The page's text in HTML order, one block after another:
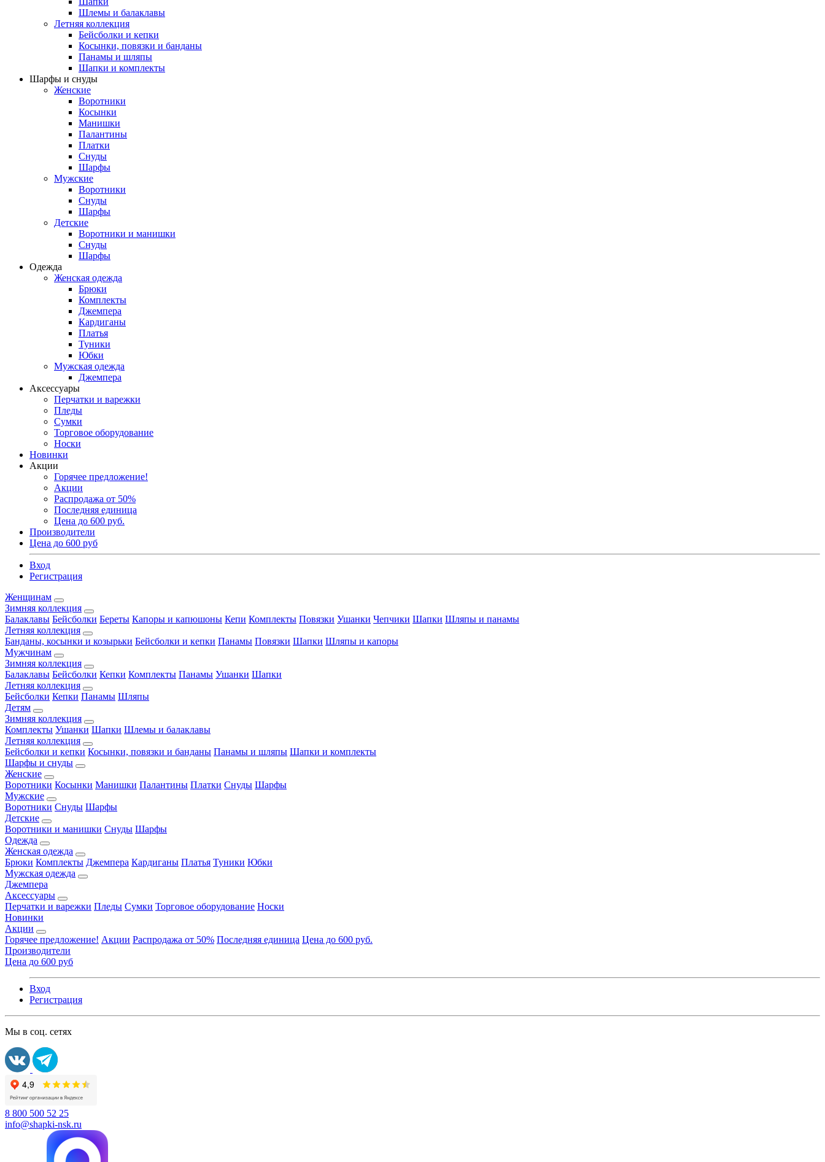
Шлемы и балаклавы
Летняя коллекция
Бейсболки и кепки
Косынки, повязки и банданы
Панамы и шляпы
Шапки и комплекты
Шарфы и снуды
Женские
Воротники
Косынки
Манишки
Палантины
Платки
Снуды
Шарфы
Мужские
Воротники
Снуды
Шарфы
Детские
Воротники и манишки
Снуды
Шарфы
Одежда
Женская одежда
Брюки
Комплекты
Джемпера
Кардиганы
Платья
Туники
Юбки
Мужская одежда
Джемпера
Аксессуары
Перчатки и варежки
Пледы
Сумки
Торговое оборудование
Носки
Новинки
Акции
Горячее предложение!
Акции
Распродажа от 50%
Последняя единица
Цена до 600 руб.
Производители
Цена до 600 руб
Вход
Регистрация
Женщинам
Зимняя коллекция
Балаклавы Бейсболки Береты Капоры и капюшоны Кепи Комплекты Повязки Ушанки Чепчики Шапки Шляпы и панамы
Летняя коллекция
Банданы, косынки и козырьки Бейсболки и кепки Панамы Повязки Шапки Шляпы и капоры
Мужчинам
Зимняя коллекция
Балаклавы Бейсболки Кепки Комплекты Панамы Ушанки Шапки
Летняя коллекция
Бейсболки Кепки Панамы Шляпы
Детям
Зимняя коллекция
Комплекты Ушанки Шапки Шлемы и балаклавы
Летняя коллекция
Бейсболки и кепки Косынки, повязки и банданы Панамы и шляпы Шапки и комплекты
Шарфы и снуды
Женские
Воротники Косынки Манишки Палантины Платки Снуды Шарфы
Мужские
Воротники Снуды Шарфы
Детские
Воротники и манишки Снуды Шарфы
Одежда
Женская одежда
Брюки Комплекты Джемпера Кардиганы Платья Туники Юбки
Мужская одежда
Джемпера
Аксессуары
Перчатки и варежки Пледы Сумки Торговое оборудование Носки
Новинки
Акции
Горячее предложение! Акции Распродажа от 50% Последняя единица Цена до 600 руб.
Производители
Цена до 600 руб
Вход
Регистрация
Мы в соц. сетях
8 800 500 52 25
info@shapki-nsk.ru